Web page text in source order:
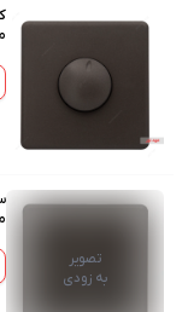
تصویر
به زودی